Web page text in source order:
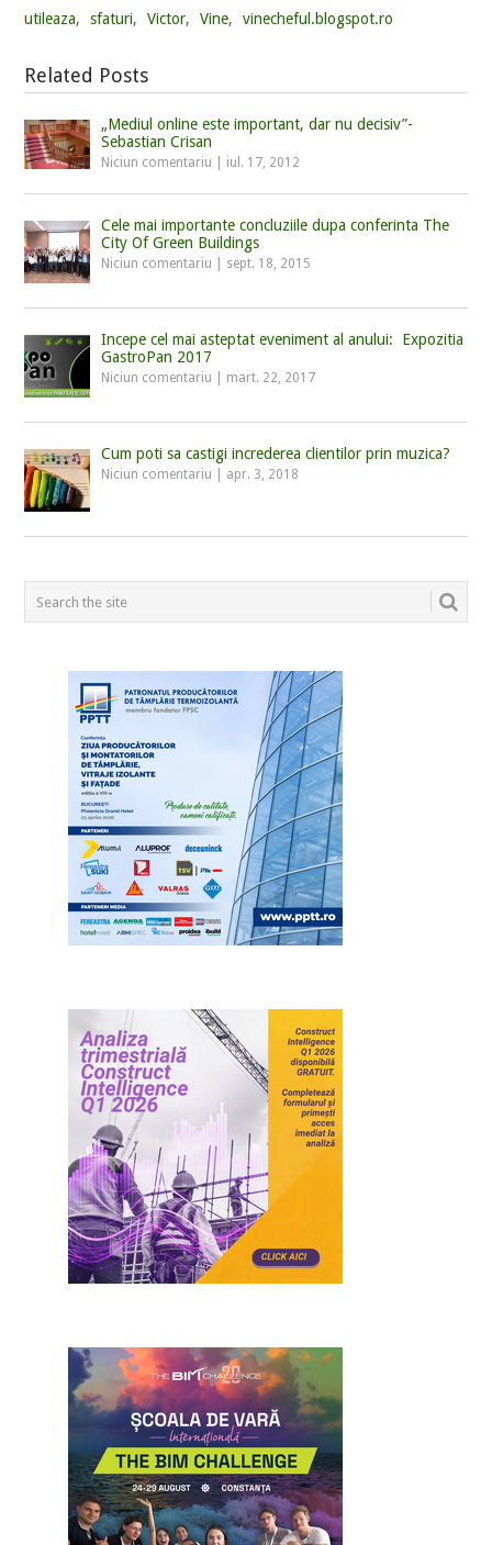
utileaza, sfaturi, Victor, Vine, vinecheful.blogspot.ro
Related Posts
„Mediul online este important, dar nu decisiv”-
Sebastian Crisan
Niciun comentariu iul. 17, 2012
Cele mai importante concluziile dupa conferinta The
City Of Green Buildings
Niciun comentariu sept. 18, 2015
Incepe cel mai asteptat eveniment al anului: Expozitia
GastroPan 2017
Niciun comentariu mart. 22, 2017
Cum poti sa castigi increderea clientilor prin muzica?
Niciun comentariu apr. 3, 2018